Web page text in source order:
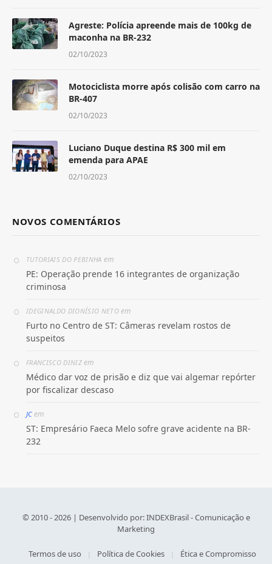
Agreste: Polícia apreende mais de 100kg de
maconha na BR-232
02/10/2023
Motociclista morre após colisão com carro na
BR-407
02/10/2023
Luciano Duque destina R$ 300 mil em
emenda para APAE
02/10/2023
NOVOS COMENTÁRIOS
TUTORIAIS DO PEBINHA em
PE: Operação prende 16 integrantes de organização
criminosa
IDEGINALDO DIONÍSIO NETOem
Furto no Centro de ST: Câmeras revelam rostos de
suspeitos
FRANCISCO DINIZem
Médico dar voz de prisão e diz que vai algemar repórter
por fiscalizar descaso
JCem
ST: Empresário Faeca Melo sofre grave acidente na BR-
232
© 2010 - 2026 | Desenvolvido por:INDEXBrasil - Comunicação e
Marketing
Termos de uso Política de Cookies
Ética e Compromisso